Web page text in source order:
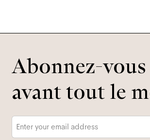
Abonnez-
avant tout le